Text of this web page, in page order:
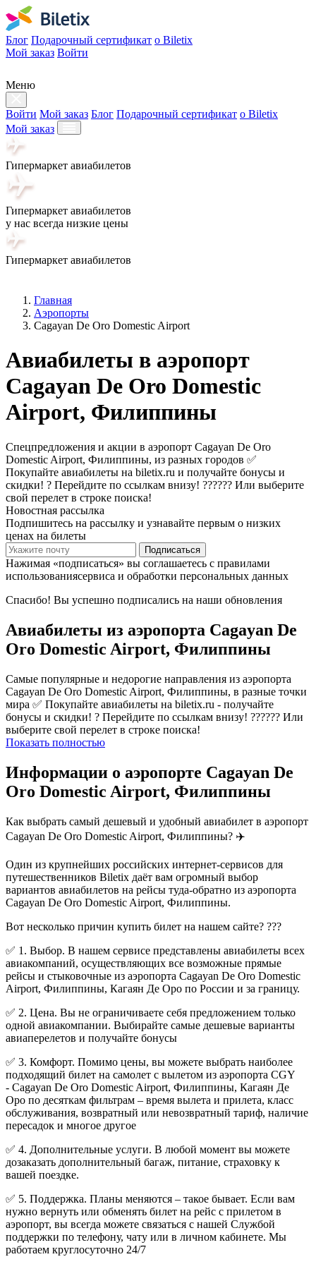
Блог Подарочный сертификат о Biletix
Мой заказ Войти
Меню
Войти Мой заказ Блог Подарочный сертификат о Biletix
Мой заказ
Гипермаркет авиабилетов
Гипермаркет авиабилетов
у нас всегда низкие цены
Гипермаркет авиабилетов
Главная
Аэропорты
Cagayan De Oro Domestic Airport
Авиабилеты в аэропорт
Cagayan De Oro Domestic
Airport, Филиппины
Спецпредложения и акции в аэропорт Cagayan De Oro
Domestic Airport, Филиппины, из разных городов ✅
Покупайте авиабилеты на biletix.ru и получайте бонусы и
скидки! ? Перейдите по ссылкам внизу! ?????? Или выберите
свой перелет в строке поиска!
Новостная рассылка
Подпишитесь на рассылку и узнавайте первым о низких
ценах на билеты
Подписаться
Нажимая «подписаться» вы соглашаетесь с правилами
использованиясервиса и обработки персональных данных
Спасибо! Вы успешно подписались на наши обновления
Авиабилеты из аэропорта Cagayan De
Oro Domestic Airport, Филиппины
Самые популярные и недорогие направления из аэропорта
Cagayan De Oro Domestic Airport, Филиппины, в разные точки
мира ✅ Покупайте авиабилеты на biletix.ru - получайте
бонусы и скидки! ? Перейдите по ссылкам внизу! ?????? Или
выберите свой перелет в строке поиска!
Показать полностью
Информации о аэропорте Cagayan De
Oro Domestic Airport, Филиппины
Как выбрать самый дешевый и удобный авиабилет в аэропорт
Cagayan De Oro Domestic Airport, Филиппины? ✈️
Один из крупнейших российских интернет-сервисов для
путешественников Biletix даёт вам огромный выбор
вариантов авиабилетов на рейсы туда-обратно из аэропорта
Cagayan De Oro Domestic Airport, Филиппины.
Вот несколько причин купить билет на нашем сайте? ???
✅ 1. Выбор. В нашем сервисе представлены авиабилеты всех
авиакомпаний, осуществляющих все возможные прямые
рейсы и стыковочные из аэропорта Cagayan De Oro Domestic
Airport, Филиппины, Кагаян Де Оро по России и за границу.
✅ 2. Цена. Вы не ограничиваете себя предложением только
одной авиакомпании. Выбирайте самые дешевые варианты
авиаперелетов и получайте бонусы
✅ 3. Комфорт. Помимо цены, вы можете выбрать наиболее
подходящий билет на самолет с вылетом из аэропорта CGY
- Cagayan De Oro Domestic Airport, Филиппины, Кагаян Де
Оро по десяткам фильтрам – время вылета и прилета, класс
обслуживания, возвратный или невозвратный тариф, наличие
пересадок и многое другое
✅ 4. Дополнительные услуги. В любой момент вы можете
дозаказать дополнительный багаж, питание, страховку к
вашей поездке.
✅ 5. Поддержка. Планы меняются – такое бывает. Если вам
нужно вернуть или обменять билет на рейс с прилетом в
аэропорт, вы всегда можете связаться с нашей Службой
поддержки по телефону, чату или в личном кабинете. Мы
работаем круглосуточно 24/7